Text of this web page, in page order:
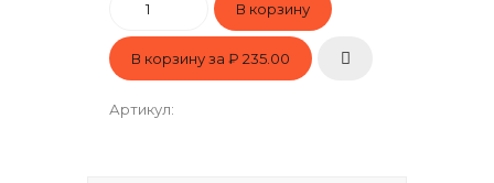
В корзину за ₽ 235.00
Артикул: